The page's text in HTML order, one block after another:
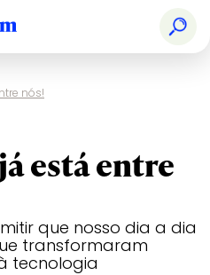
nós!
está entre
que nosso dia a dia
transformaram
tecnologia